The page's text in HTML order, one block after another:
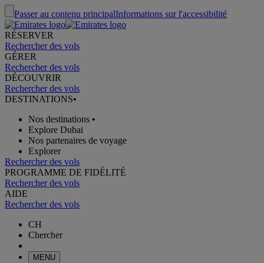
Passer au contenu principalInformations sur l'accessibilité
RÉSERVER
Rechercher des vols
GÉRER
Rechercher des vols
DÉCOUVRIR
Rechercher des vols
DESTINATIONS•
Nos destinations •
Explore Dubai
Nos partenaires de voyage
Explorer
Rechercher des vols
PROGRAMME DE FIDÉLITÉ
Rechercher des vols
AIDE
Rechercher des vols
CH
Chercher
MENU